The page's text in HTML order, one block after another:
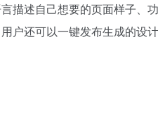
描述自己想要的页面样子
还可以一键发布生成的设